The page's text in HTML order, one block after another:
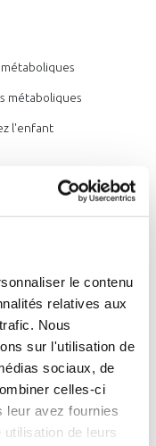
le contenu
relatives aux
Nous
sur l'utilisation de
sociaux, de
celles-ci
leur avez fournies
de leurs
métaboliques
l'enfant
linguales